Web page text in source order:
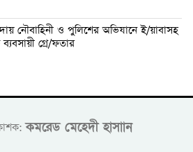
নৌবাহিনী ও পুলিশের অভিযানে ই/য়াবাসহ
গ্রে/ফতার
কমরেড মেহেদী হাসাান